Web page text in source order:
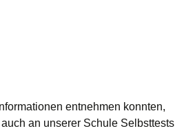
entnehmen konnten,
an unserer Schule Selbsttests